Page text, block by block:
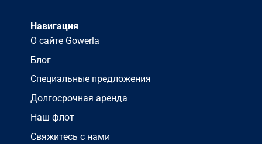
Навигация
О сайте Gowerla
Блог
Специальные предложения
Долгосрочная аренда
Наш флот
Свяжитесь с нами